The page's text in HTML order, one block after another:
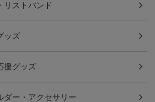
リストバンド
ッズ
援グッズ
ダー・アクセサリー